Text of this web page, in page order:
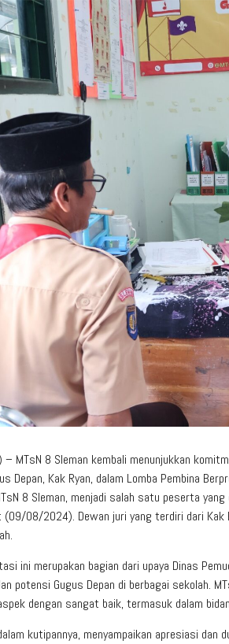
– MTsN 8 Sleman kembali menunjukkan
Depan, Kak Ryan, dalam Lomba Pembina
8 Sleman, menjadi salah satu peserta
08/2024). Dewan juri yang terdiri dari Kak
ini merupakan bagian dari upaya Dinas
potensi Gugus Depan di berbagai sekolah.
dengan sangat baik, termasuk dalam
kutipannya, menyampaikan apresiasi